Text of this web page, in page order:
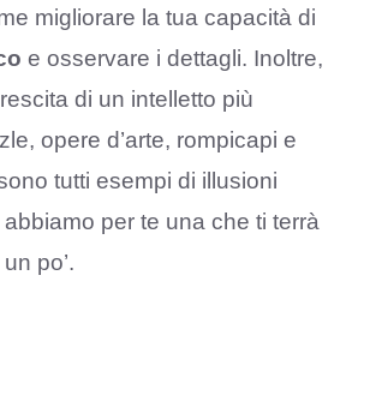
migliorare la tua capacità di
e osservare i dettagli. Inoltre,
di un intelletto più
opere d’arte, rompicapi e
tutti esempi di illusioni
per te una che ti terrà
po’.